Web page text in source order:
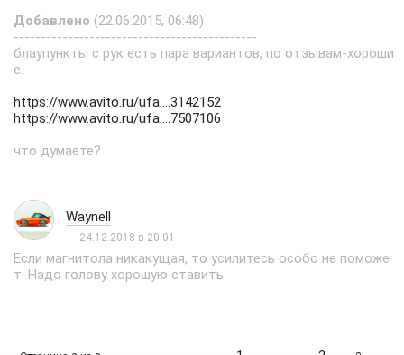
Добавлено (22.06.2015, 06:48)
---------------------------------------------
блаупункты с рук есть пара вариантов, по отзывам-хороши
е.
https://www.avito.ru/ufa....3142152
https://www.avito.ru/ufa....7507106
что думаете?
Waynell
24.12.2018 в 20:01
Если магнитола никакущая, то усилитесь особо не поможе
т. Надо голову хорошую ставить